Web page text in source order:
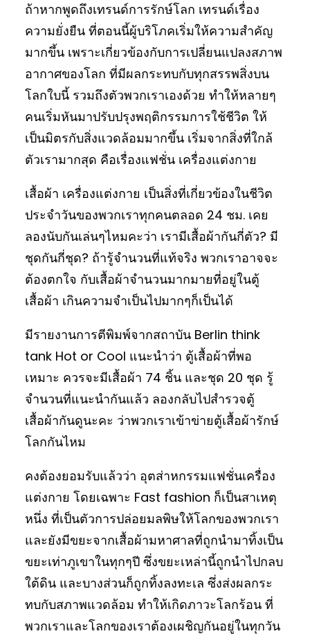
ถ้าหากพูดถึงเทรนด์การรักษ์โลก เทรนด์เรื่อง
ความยั่งยืน ที่ตอนนี้ผู้บริโภคเริ่มให้ความสำคัญ
มากขึ้น เพราะเกี่ยวข้องกับการเปลี่ยนแปลงสภาพ
อากาศของโลก ที่มีผลกระทบกับทุกสรรพสิ่งบน
โลกใบนี้ รวมถึงตัวพวกเราเองด้วย ทำให้หลายๆ
คนเริ่มหันมาปรับปรุงพฤติกรรมการใช้ชีวิต ให้
เป็นมิตรกับสิ่งแวดล้อมมากขึ้น เริ่มจากสิ่งที่ใกล้
ตัวเรามากสุด คือเรื่องแฟชั่น เครื่องแต่งกาย
เสื้อผ้า เครื่องแต่งกาย เป็นสิ่งที่เกี่ยวข้องในชีวิต
ประจำวันของพวกเราทุกคนตลอด 24 ชม. เคย
ลองนับกันเล่นๆไหมคะว่า เรามีเสื้อผ้ากันกี่ตัว? มี
ชุดกันกี่ชุด? ถ้ารู้จำนวนที่แท้จริง พวกเราอาจจะ
ต้องตกใจ กับเสื้อผ้าจำนวนมากมายที่อยู่ในตู้
เสื้อผ้า เกินความจำเป็นไปมากๆก็เป็นได้
มีรายงานการตีพิมพ์จากสถาบัน Berlin think
tank Hot or Cool แนะนำว่า ตู้เสื้อผ้าที่พอ
เหมาะ ควรจะมีเสื้อผ้า 74 ชิ้น และชุด 20 ชุด รู้
จำนวนที่แนะนำกันแล้ว ลองกลับไปสำรวจตู้
เสื้อผ้ากันดูนะคะ ว่าพวกเราเข้าข่ายตู้เสื้อผ้ารักษ์
โลกกันไหม
คงต้องยอมรับแล้วว่า อุตส่าหกรรมแฟชั่นเครื่อง
แต่งกาย โดยเฉพาะ Fast fashion ก็เป็นสาเหตุ
หนึ่ง ที่เป็นตัวการปล่อยมลพิษให้โลกของพวกเรา
และยังมีขยะจากเสื้อผ้ามหาศาลที่ถูกนำมาทิ้งเป็น
ขยะเท่าภูเขาในทุกๆปี ซึ่งขยะเหล่านี้ถูกนำไปกลบ
ใต้ดิน และบางส่วนก็ถูกทิ้งลงทะเล ซึ่งส่งผลกระ
ทบกับสภาพแวดล้อม ทำให้เกิดภาวะโลกร้อน ที่
พวกเราและโลกของเราต้องเผชิญกันอยู่ในทุกวัน